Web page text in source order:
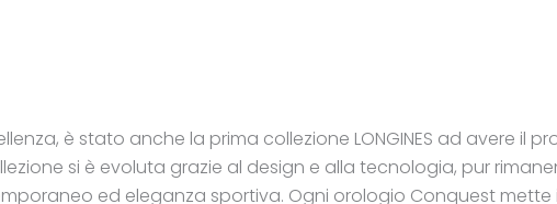
è stato anche la prima collezione LONGINES ad avere il
si è evoluta grazie al design e alla tecnologia, pur
ed eleganza sportiva. Ogni orologio Conquest mette